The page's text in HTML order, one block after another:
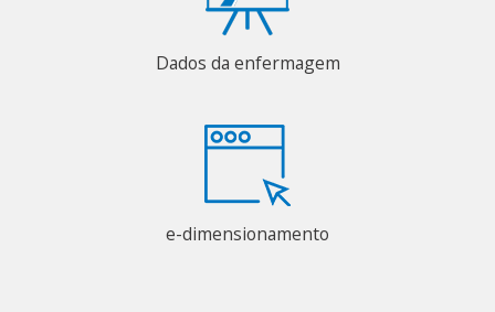
Dados da enfermagem
e-dimensionamento